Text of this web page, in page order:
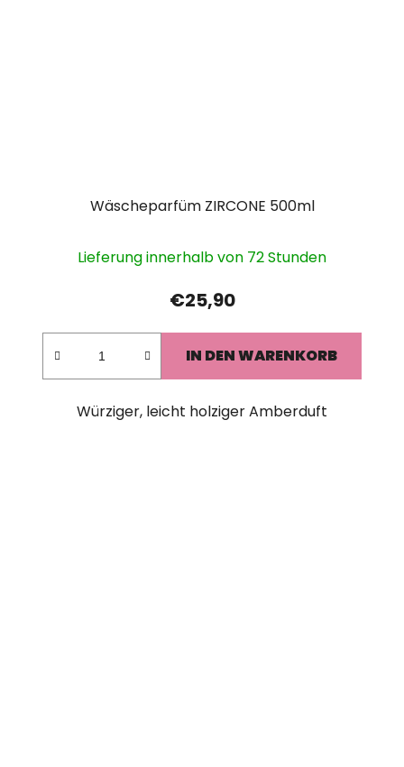
Wäscheparfüm ZIRCONE 500ml
Lieferung innerhalb von 72 Stunden
€25,90
IN DEN WARENKORB
Würziger, leicht holziger Amberduft